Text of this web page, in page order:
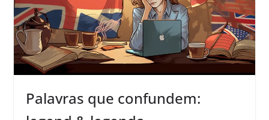
Palavras que confundem: